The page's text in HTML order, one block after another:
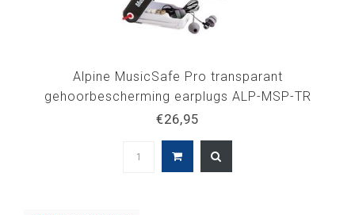
Alpine MusicSafe Pro transparant
gehoorbescherming earplugs ALP-MSP-TR
€26,95